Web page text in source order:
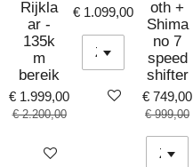
Rijkla
ar -
135k
m
bereik
€ 1.999,00
€ 2.200,00
Bekijk details
€ 1.099,00
Bekijk details
oth +
Shima
no 7
speed
shifter
€ 749,00
€ 999,00